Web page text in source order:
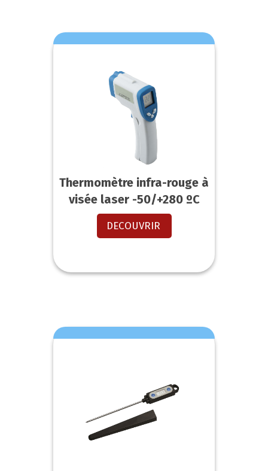
Thermomètre infra-rouge à
visée laser -50/+280 ºC
DECOUVRIR